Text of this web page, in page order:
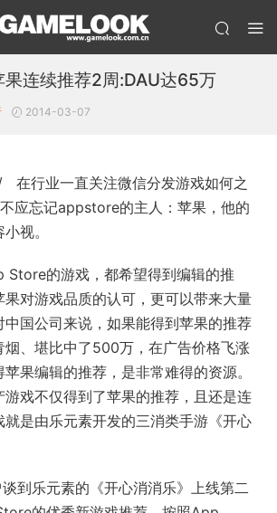
连续推荐2周:DAU达65万
2014-03-07
在行业一直关注微信分发游戏如何之
应忘记appstore的主人：苹果，他的
视。
Store的游戏，都希望得到编辑的推
对游戏品质的认可，更可以带来大量
中国公司来说，如果能得到苹果的推荐
烟、堪比中了500万，在广告价格飞涨
果编辑的推荐，是非常难得的资源。
戏不仅得到了苹果的推荐，且还是连
是由乐元素开发的三消类手游《开心
到乐元素的《开心消消乐》上线第二